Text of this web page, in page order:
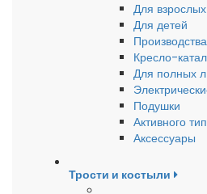
Для взрослых
Для детей
Кресло-
Для полных
Подушки
Активного
Аксессуары
Трости и костыли